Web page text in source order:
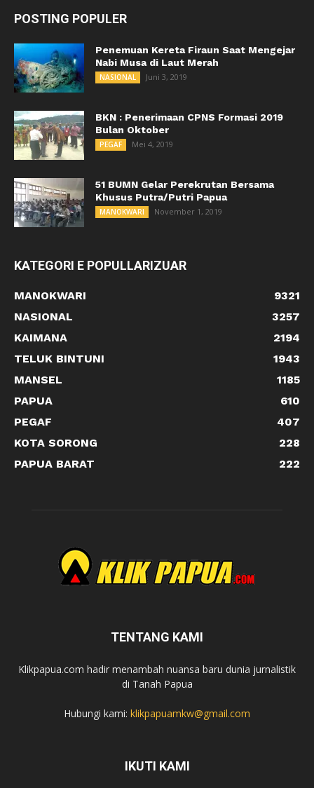
POSTING POPULER
Penemuan Kereta Firaun Saat Mengejar
Nabi Musa di Laut Merah
NASIONAL Juni 3, 2019
BKN : Penerimaan CPNS Formasi 2019
Bulan Oktober
PEGAF Mei 4, 2019
51 BUMN Gelar Perekrutan Bersama
Khusus Putra/Putri Papua
MANOKWARI November 1, 2019
KATEGORI E POPULLARIZUAR
MANOKWARI
9321
NASIONAL
3257
KAIMANA
2194
TELUK BINTUNI
1943
MANSEL
1185
PAPUA
610
PEGAF
407
KOTA SORONG
228
PAPUA BARAT
222
TENTANG KAMI
Klikpapua.com hadir menambah nuansa baru dunia jurnalistik
di Tanah Papua
Hubungi kami: klikpapuamkw@gmail.com
IKUTI KAMI